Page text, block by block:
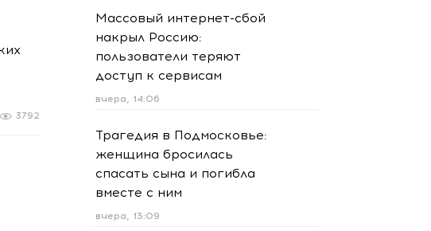
3792
Массовый интернет-сбой
накрыл Россию:
пользователи теряют
доступ к сервисам
вчера, 14:06
Трагедия в Подмосковье:
женщина бросилась
спасать сына и погибла
вместе с ним
вчера, 13:09